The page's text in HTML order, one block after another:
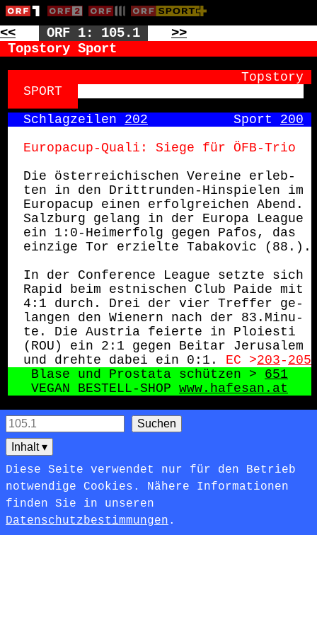
<< ORF 1: 105.1
>>
Topstory Sport
         Topstory
SPORT
Schlagzeilen 202
           Sport
200
Europacup-Quali: Siege für ÖFB-Trio
Die österreichischen Vereine erleb-
ten in den Drittrunden-Hinspielen im
Europacup einen erfolgreichen Abend.
Salzburg gelang in der Europa League
ein 1:0-Heimerfolg gegen Pafos, das
einzige Tor erzielte Tabakovic (88.).
In der Conference League setzte sich
Rapid beim estnischen Club Paide mit
4:1 durch. Drei der vier Treffer ge-
langen den Wienern nach der 83.Minu-
te. Die Austria feierte in Ploiesti
(ROU) ein 2:1 gegen Beitar Jerusalem
und drehte dabei ein 0:1.
EC >203 - 205
Blase und Prostata schützen > 651
VEGAN BESTELL-SHOP www.hafesan.at
Inhalt▾
Diese Seite verwendet nur für den Betrieb
notwendige Cookies. Nähere Informationen
finden Sie in unseren
Datenschutzbestimmungen .